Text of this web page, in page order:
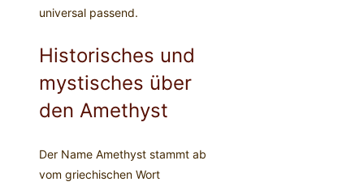
universal passend.
Historisches und
mystisches über
den Amethyst
Der Name Amethyst stammt ab
vom griechischen Wort